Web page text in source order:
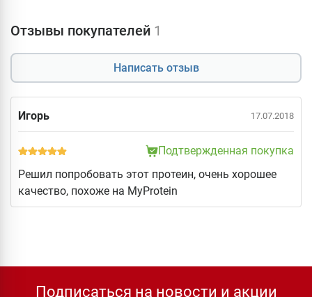
Отзывы покупателей 1
Написать отзыв
Игорь 17.07.2018
Подтвержденная покупка
Решил попробовать этот протеин, очень хорошее
качество, похоже на MyProtein
Подписаться на новости и акции